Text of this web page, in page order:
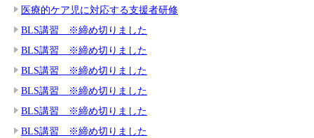
医療的ケア児に対応する支援者研修
BLS講習 ※締め切りました
BLS講習 ※締め切りました
BLS講習 ※締め切りました
BLS講習 ※締め切りました
BLS講習 ※締め切りました
BLS講習 ※締め切りました